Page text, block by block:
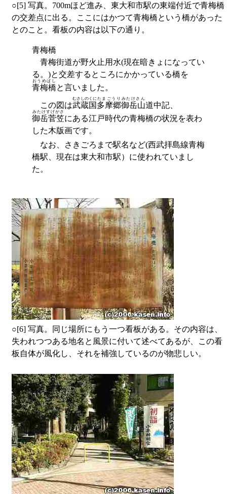
○[5] 写真。700mほど進み、東大和市駅の東端付近で青梅橋
の交差点に出る。ここにはかつて青梅橋という橋があった
とのこと。看板の内容は以下の通り。
青梅橋
青梅街道が野火止用水(現在暗きょになってい
る。)と交差するところにかかっている橋を
青梅橋
おうめばし
と言いました。
この図は武蔵国
むさしのくに
多摩郷
たまごうり
御岳山
みたけさん
道中記、
御岳菅笠
みたけすげがさ
にある江戸時代の青梅橋の状況を表わ
した木版画です。
なお、さきごろまで駅名など(西武拝島線青梅
橋駅、現在は東大和市駅）に使われていまし
た。
○[6] 写真。同じ場所にもう一つ看板がある。その内容は、
失われつつある地名と風景に付いて述べてあるが、この看
板自体が風化し、それを補強しているのが物悲しい。